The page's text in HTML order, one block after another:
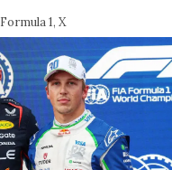
Formula 1, X